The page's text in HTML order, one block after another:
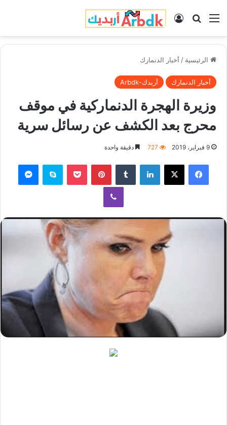
القائمة بحث عنتسجيل الدخول
الرئيسية / أخبار الدنمارك
أخبار الدنمارك أربدك-Arbdk
وزيرة الهجرة الدنماركية في موقف
محرج بعد الكشف عن رسائل سرية
9 فبراير، 2019 727 دقيقة واحدة
فيسبوك لينكدإن بينتيريست سكايب
ڤايبر